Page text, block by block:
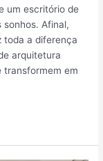
um escritório de
Afinal,
toda a diferença
arquitetura
transformem em